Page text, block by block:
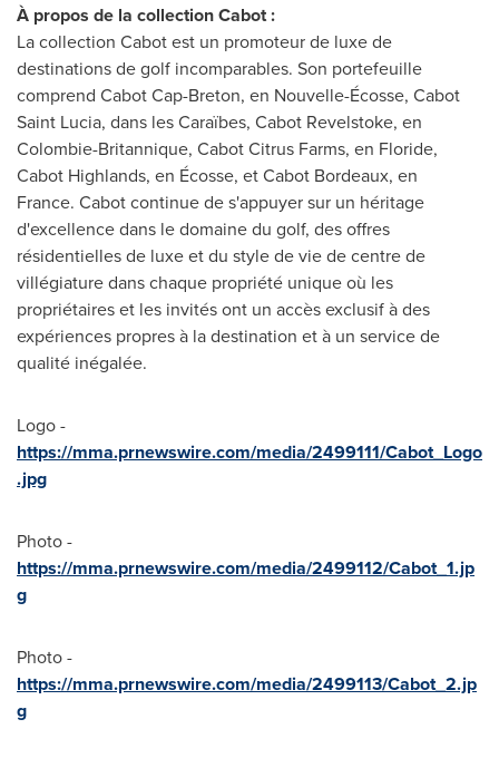
À propos de la collection Cabot:
La collection Cabot est un promoteur de luxe de
destinations de golf incomparables. Son portefeuille
comprend Cabot Cap-Breton, en Nouvelle-Écosse, Cabot
Saint Lucia, dans les Caraïbes, Cabot Revelstoke, en
Colombie-Britannique, Cabot Citrus Farms, en Floride,
Cabot Highlands, en Écosse, et Cabot Bordeaux, en
France. Cabot continue de s'appuyer sur un héritage
d'excellence dans le domaine du golf, des offres
résidentielles de luxe et du style de vie de centre de
villégiature dans chaque propriété unique où les
propriétaires et les invités ont un accès exclusif à des
expériences propres à la destination et à un service de
qualité inégalée.
Logo -
https://mma.prnewswire.com/media/2499111/Cabot_Logo
.jpg
Photo -
https://mma.prnewswire.com/media/2499112/Cabot_1.jp
g
Photo -
https://mma.prnewswire.com/media/2499113/Cabot_2.jp
g